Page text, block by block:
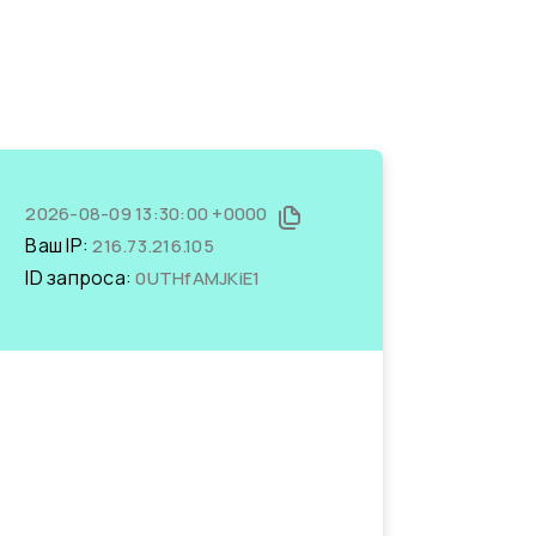
2026-08-09 13:30:00 +0000
Ваш IP:216.73.216.105
ID запроса:0UTHfAMJKiE1